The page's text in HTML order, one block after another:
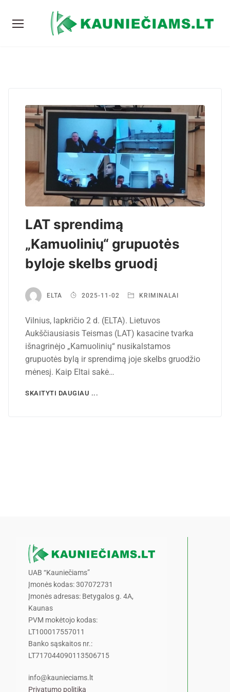
LAT sprendimą
„Kamuolinių“ grupuotės
byloje skelbs gruodį
ELTA 2025-11-02 KRIMINALAI
Vilnius, lapkričio 2 d. (ELTA). Lietuvos
Aukščiausiasis Teismas (LAT) kasacine tvarka
išnagrinėjo „Kamuolinių“ nusikalstamos
grupuotės bylą ir sprendimą joje skelbs gruodžio
mėnesį. Kaip Eltai sakė…
SKAITYTI DAUGIAU ...
UAB “Kauniečiams”
Įmonės kodas: 307072731
Įmonės adresas: Betygalos g. 4A,
Kaunas
PVM mokėtojo kodas:
LT100017557011
Banko sąskaitos nr.:
LT717044090113506715
info@kaunieciams.lt
Privatumo politika